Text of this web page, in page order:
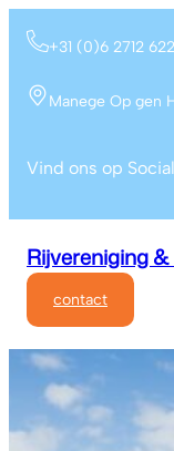
+31 (0)6 2712
Manege Op gen
Vind ons op
Rijvereniging
contact